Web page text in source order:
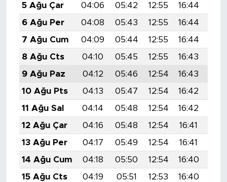
5 Ağu Çar
04:06 05:42 12:55 16:44
6 Ağu Per
04:08 05:43 12:55 16:44
7 Ağu Cum
04:09 05:44 12:55 16:44
8 Ağu Cts
04:10 05:45 12:55 16:43
9 Ağu Paz
04:12 05:46 12:54 16:43
10 Ağu Pts
04:13 05:47 12:54 16:42
11 Ağu Sal
04:14 05:48 12:54 16:42
12 Ağu Çar
04:16 05:48 12:54 16:41
13 Ağu Per
04:17 05:49 12:54 16:41
14 Ağu Cum
04:18 05:50 12:54 16:40
15 Ağu Cts
04:19 05:51 12:53 16:40